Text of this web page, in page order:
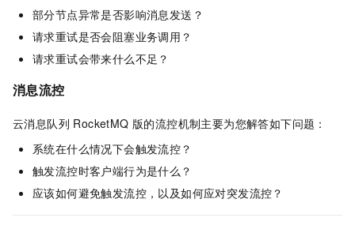
部分节点异常是否影响消息发送？
请求重试是否会阻塞业务调用？
请求重试会带来什么不足？
消息流控
云消息队列 RocketMQ 版的流控机制主要为您解答如下问题：
系统在什么情况下会触发流控？
触发流控时客户端行为是什么？
应该如何避免触发流控，以及如何应对突发流控？